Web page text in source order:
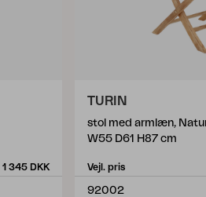
1 345 DKK
TURIN
stol med armlæn,
W55 D61 H87 cm
Vejl. pris
92002